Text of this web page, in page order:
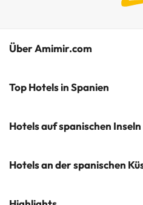
Über Amimir.com
Unser Team
Newsletter abonnieren
Top Hotels in Spanien
Hotels in Salou
Hotels in Marbella
Hotels auf spanischen Inseln
Hotels auf Mallorca
Hotels an der spanischen
Costa Brava